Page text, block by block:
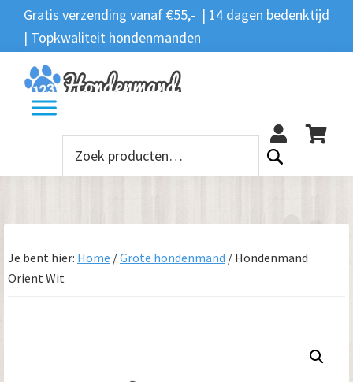
Spring
naar
de
hoofdnavigatie
Door
naar
de
hoofd
inhoud
Spring
naar
de
voettekst
Gratis verzending vanaf €55,- | 14 dagen bedenktijd
| Topkwaliteit hondenmanden
Zoeken
Zoeken
naar:
Je bent hier: Home /Grote hondenmand / Hondenmand
Orient Wit